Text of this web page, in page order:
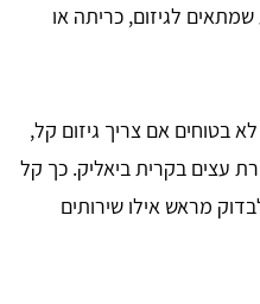
לגיזום, כריתה או
בטוחים אם צריך גיזום קל,
עצים בקרית ביאליק. כך קל
מראש אילו שירותים